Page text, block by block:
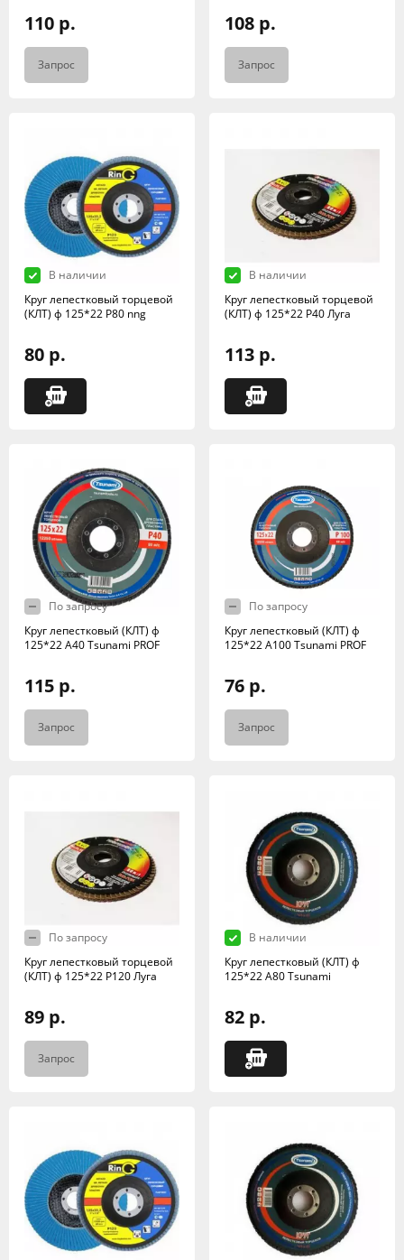
110 р.
Запрос
108 р.
Запрос
В наличии
Круг лепестковый торцевой
(КЛТ) ф 125*22 Р80 nng
80 р.
В наличии
Круг лепестковый торцевой
(КЛТ) ф 125*22 Р40 Луга
113 р.
По запросу
Круг лепестковый (КЛТ) ф
125*22 А40 Tsunami PROF
115 р.
Запрос
По запросу
Круг лепестковый (КЛТ) ф
125*22 А100 Tsunami PROF
76 р.
Запрос
По запросу
Круг лепестковый торцевой
(КЛТ) ф 125*22 Р120 Луга
89 р.
Запрос
В наличии
Круг лепестковый (КЛТ) ф
125*22 А80 Tsunami
82 р.